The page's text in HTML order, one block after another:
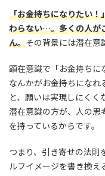
「お金持ちになりたい！
わらない…。多くの人が
ん。その背景には潜在意
顕在意識で「お金持ちに
なんかがお金持ちになれ
と、願いは実現しにく
潜在意識の方が、人の思
を持っているからです。
つまり、引き寄せの法則
ルフイメージを書き換え